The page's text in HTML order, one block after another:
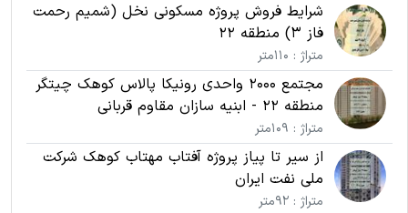
شرایط فروش پروژه مسکونی نخل (شمیم رحمت
فاز 3) منطقه 22
متراژ : 110متر
مجتمع 2000 واحدی رونیکا پالاس کوهک چیتگر
منطقه 22 - ابنیه سازان مقاوم قربانی
متراژ : 109متر
از سیر تا پیاز پروژه آفتاب مهتاب کوهک شرکت
ملی نفت ایران
متراژ : 92متر